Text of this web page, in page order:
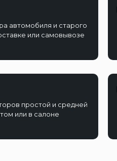
автомобиля и старого
или самовывозе
простой и средней
или в салоне